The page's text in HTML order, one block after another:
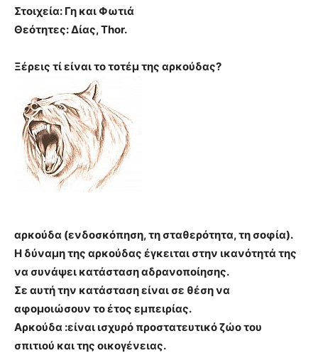
Στοιχεία: Γη και Φωτιά
Θεότητες: Δίας, Thor.
Ξέρεις τί είναι το τοτέμ της αρκούδας?
αρκούδα (ενδοσκόπηση, τη σταθερότητα, τη σοφία).
Η δύναμη της αρκούδας έγκειται στην ικανότητά της
να συνάψει κατάσταση αδρανοποίησης.
Σε αυτή την κατάσταση είναι σε θέση να
αφομοιώσουν το έτος εμπειρίας.
Αρκούδα :είναι ισχυρό προστατευτικό ζώο του
σπιτιού και της οικογένειας.